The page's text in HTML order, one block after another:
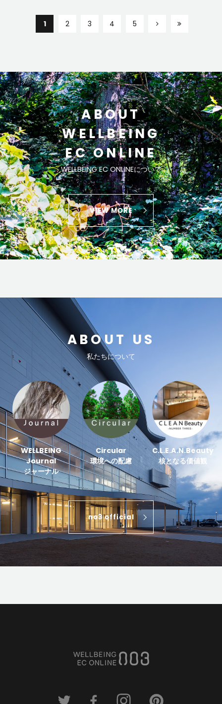
1 2 3 4 5
ABOUT
WELLBEING
EC ONLINE
WELLBEING EC ONLINEについて
VIEW MORE
ABOUT US
私たちについて
WELLBEING
Journal
ジャーナル
Circular
環境への配慮
C.L.E.A.N.Beauty
核となる価値観
no3 official